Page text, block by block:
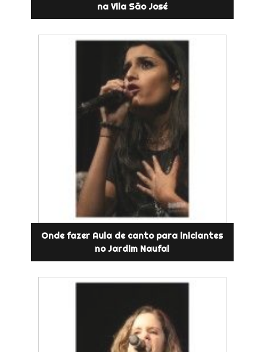
na Vila São José
Onde fazer Aula de canto para iniciantes
no Jardim Naufal